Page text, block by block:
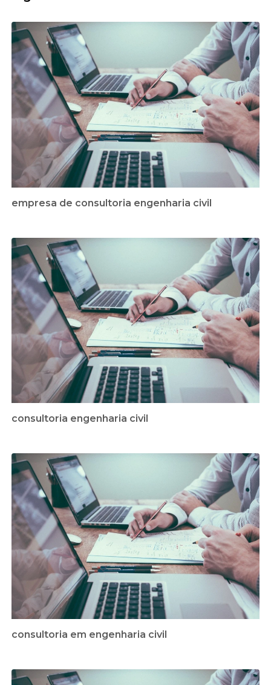
empresa de consultoria engenharia civil
consultoria engenharia civil
consultoria em engenharia civil